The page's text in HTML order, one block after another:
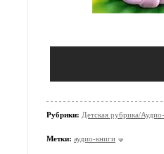
Рубрики: Детская рубрика/
Метки: аудио-книги